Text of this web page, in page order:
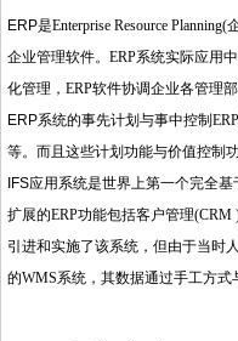
ERP是Enterprise Resource Planning(
企业管理软件。 ERP系统实际应用
化管理， ERP软件协调企业各管理
ERP系统的事先计划与事中控制 ERP
等。而且这些计划功能与价值控制
IFS应用系统是世界上第一个完全
扩展的ERP功能包括客户管理(CRM
引进和实施了该系统，但由于当时
的WMS系统，其数据通过手工方式